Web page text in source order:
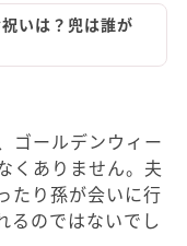
いは？兜は誰が
ゴールデンウィー
くありません。夫
たり孫が会いに行
るのではないでし